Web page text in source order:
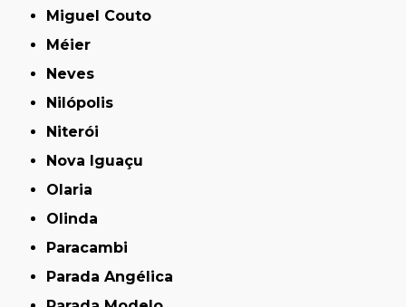
Miguel Couto
Méier
Neves
Nilópolis
Niterói
Nova Iguaçu
Olaria
Olinda
Paracambi
Parada Angélica